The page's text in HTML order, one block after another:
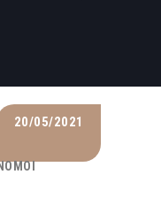
20/05/2021